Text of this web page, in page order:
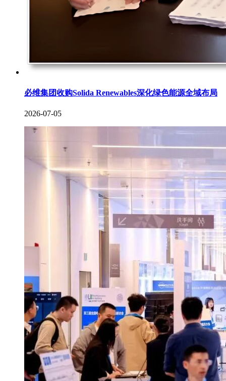
必维集团收购Solida Renewables深化绿色能源全域布局
2026-07-05